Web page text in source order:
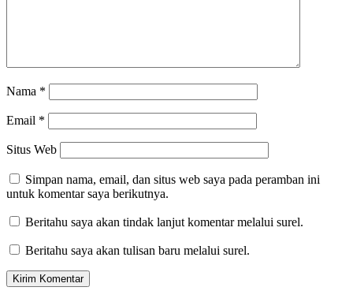
Nama *
Email *
Situs Web
Simpan nama, email, dan situs web saya pada peramban ini
untuk komentar saya berikutnya.
Beritahu saya akan tindak lanjut komentar melalui surel.
Beritahu saya akan tulisan baru melalui surel.